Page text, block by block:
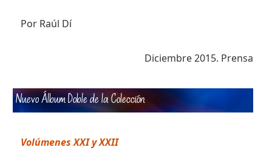
Por Raúl Dí
Diciembre 2015. Prensa
Nuevo Álbum Doble de la Colección
Volúmenes XXI y XXII